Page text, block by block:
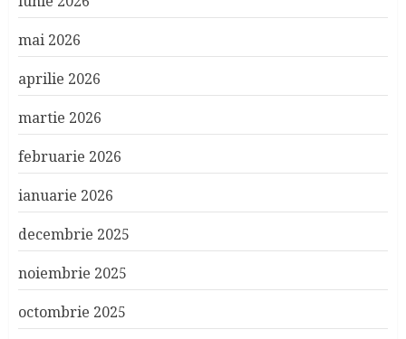
mai 2026
aprilie 2026
martie 2026
februarie 2026
ianuarie 2026
decembrie 2025
noiembrie 2025
octombrie 2025